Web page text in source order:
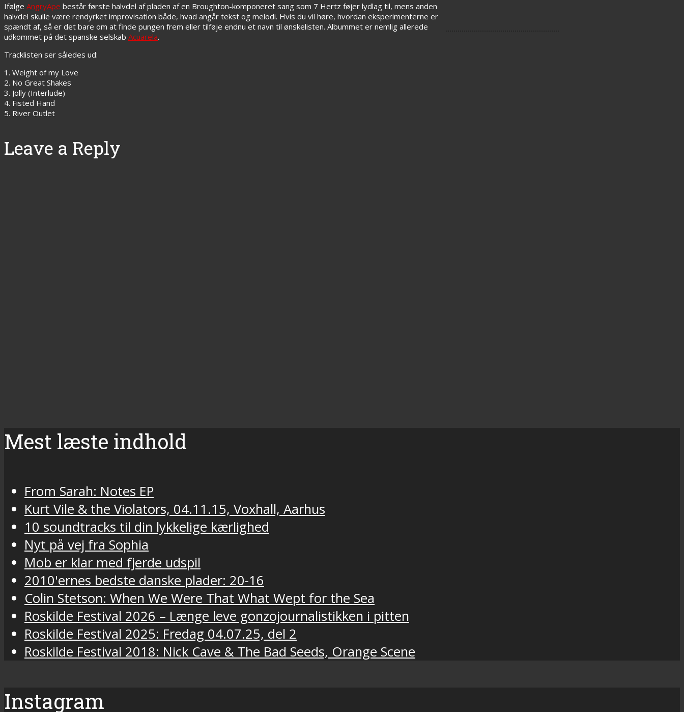
Ifølge AngryApe består første halvdel af pladen af en Broughton-komponeret sang som 7 Hertz føjer lydlag til, mens anden
halvdel skulle være rendyrket improvisation både, hvad angår tekst og melodi. Hvis du vil høre, hvordan eksperimenterne er
spændt af, så er det bare om at finde pungen frem eller tilføje endnu et navn til ønskelisten. Albummet er nemlig allerede
udkommet på det spanske selskab Acuarela.
Tracklisten ser således ud:
1. Weight of my Love
2. No Great Shakes
3. Jolly (Interlude)
4. Fisted Hand
5. River Outlet
Leave a Reply
Mest læste indhold
From Sarah: Notes EP
Kurt Vile & the Violators, 04.11.15, Voxhall, Aarhus
10 soundtracks til din lykkelige kærlighed
Nyt på vej fra Sophia
Mob er klar med fjerde udspil
2010'ernes bedste danske plader: 20-16
Colin Stetson: When We Were That What Wept for the Sea
Roskilde Festival 2026 – Længe leve gonzojournalistikken i pitten
Roskilde Festival 2025: Fredag 04.07.25, del 2
Roskilde Festival 2018: Nick Cave & The Bad Seeds, Orange Scene
Instagram